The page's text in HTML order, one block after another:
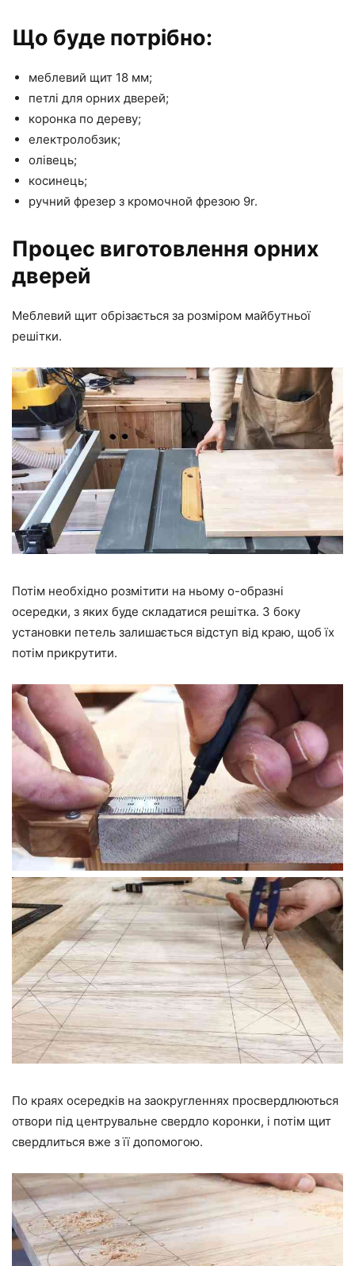
Що буде потрібно:
меблевий щит 18 мм;
петлі для орних дверей;
коронка по дереву;
електролобзик;
олівець;
косинець;
ручний фрезер з кромочной фрезою 9r.
Процес виготовлення орних
дверей
Меблевий щит обрізається за розміром майбутньої
решітки.
Потім необхідно розмітити на ньому о-образні
осередки, з яких буде складатися решітка. З боку
установки петель залишається відступ від краю, щоб їх
потім прикрутити.
По краях осередків на заокругленнях просвердлюються
отвори під центрувальне свердло коронки, і потім щит
свердлиться вже з її допомогою.